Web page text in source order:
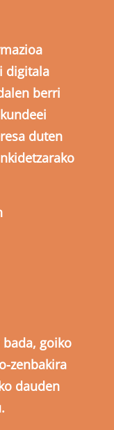
digitala
berri
duten
goiko
zenbakira
dauden